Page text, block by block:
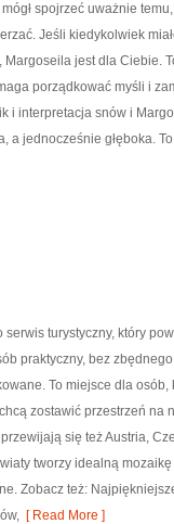
spojrzeć uważnie
Jeśli kiedykolwiek
Margoseila jest dla Ciebie.
porządkować myśli i
i interpretacja snów i
a jednocześnie głęboka.
serwis turystyczny, który
praktyczny, bez
To miejsce dla
zostawić przestrzeń na
się też Austria,
tworzy idealną
Zobacz też:
[ Read More ]